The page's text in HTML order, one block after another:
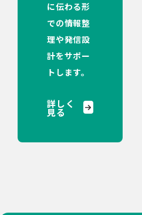
に伝わる形
での情報整
理や発信設
計をサポー
トします。
詳しく
見る